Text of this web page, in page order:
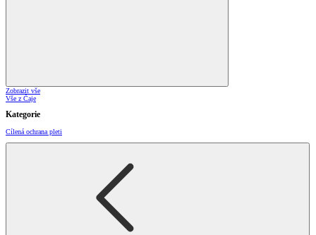
Zobrazit vše
Vše z Čaje
Kategorie
Cílená ochrana pleti